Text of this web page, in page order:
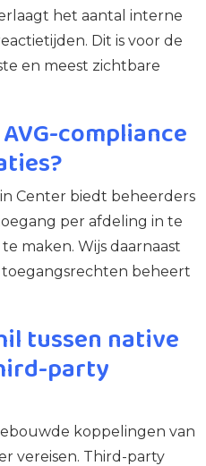
het aantal interne
Dit is voor de
en meest zichtbare
compliance
Center biedt beheerders
per afdeling in te
maken. Wijs daarnaast
beheert
tussen native
party
koppelingen van
vereisen. Third-party